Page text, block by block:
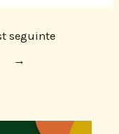
seguinte
→